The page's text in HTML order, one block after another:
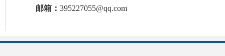
邮箱： 395227055@qq.com